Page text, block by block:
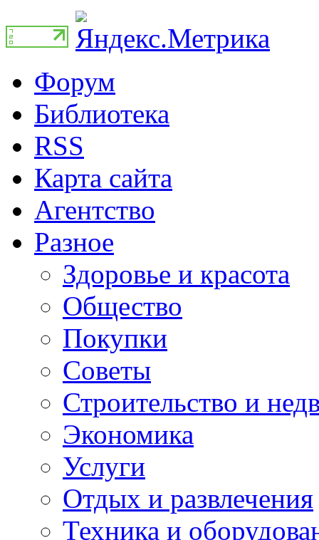
Форум
Библиотека
RSS
Карта сайта
Агентство
Разное
Здоровье и красота
Общество
Покупки
Советы
Строительство и
Экономика
Услуги
Отдых и развлечения
Техника и